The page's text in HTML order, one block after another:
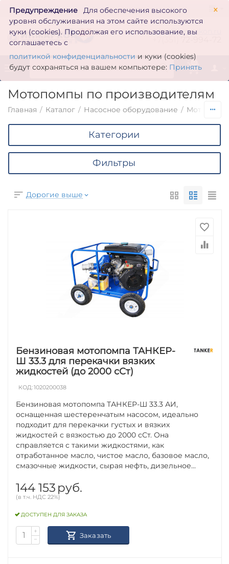
×
Предупреждение
Для обеспечения высокого
уровня обслуживания на этом сайте используются
куки (cookies). Продолжая его использование, вы
соглашаетесь с
политикой конфиденциальности и куки (cookies)
будут сохраняться на вашем компьютере: Принять
zakaz@inmarkon.ru
0
Мотопомпы по производителям
Главная / Каталог / Насосное оборудование /
Категории
Фильтры
Дорогие выше
Бензиновая мотопомпа ТАНКЕР-
Ш 33.3 для перекачки вязких
жидкостей (до 2000 сСт)
КОД:1020200038
Бензиновая мотопомпа ТАНКЕР-Ш 33.3 АИ,
оснащенная шестеренчатым насосом, идеально
подходит для перекачки густых и вязких
жидкостей с вязкостью до 2000 сСт. Она
справляется с такими жидкостями, как
отработанное масло, чистое масло, базовое масло,
смазочные жидкости, сырая нефть, дизельное...
144 153 руб.
(в т.ч. НДС 22%)
ДОСТУПЕН ДЛЯ ЗАКАЗА
+
−
Заказать